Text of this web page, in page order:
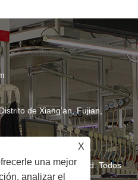
de Xiang’an, Fujian,
Trading Co., Ltd. Todos
X
una mejor
analizar el